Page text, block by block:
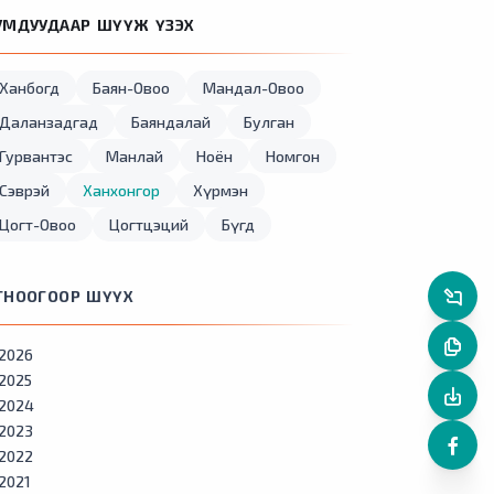
ШҮҮЖ ҮЗЭХ
Ханбогд Баян-Овоо
Мандал-Овоо
Даланзадгад
Баяндалай
Булган
Гурвантэс
Манлай Ноён
Номгон
Сэврэй
Ханхонгор
Хүрмэн
Цогт-Овоо
Цогтцэций Бүгд
ШҮҮХ